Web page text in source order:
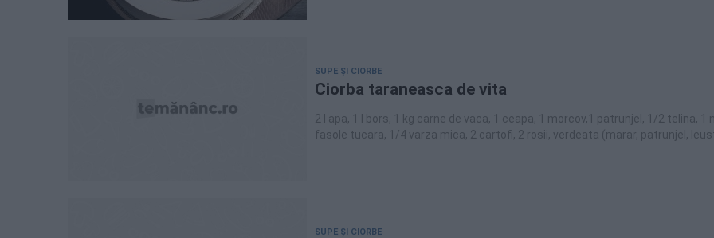
SUPE ȘI CIORBE
Ciorba taraneasca de vita
2 l apa, 1 l bors, 1 kg carne de vaca, 1 ceapa, 1 morcov,1 patrunjel, 1/2 telina, 1
fasole tucara, 1/4 varza mica, 2 cartofi, 2 rosii, verdeata (marar, patrunjel,
SUPE ȘI CIORBE